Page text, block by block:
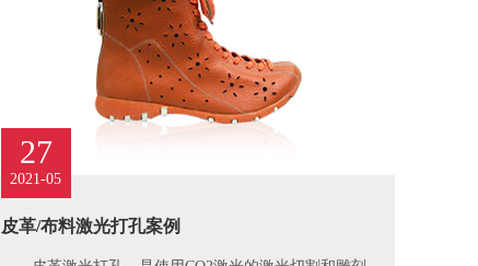
27
2021-05
皮革/布料激光打孔案例